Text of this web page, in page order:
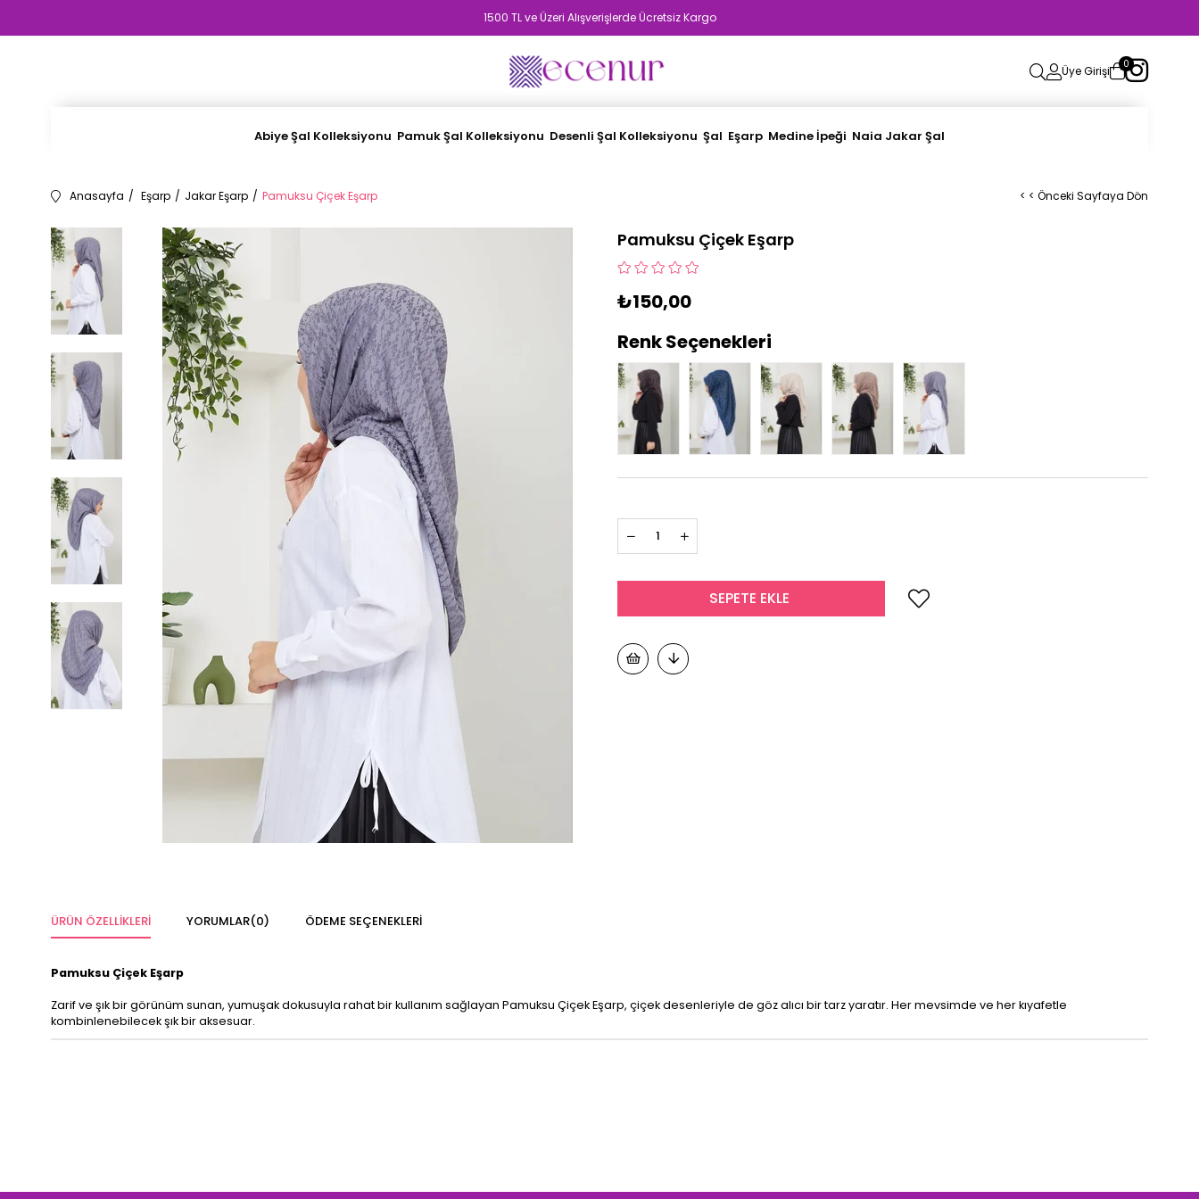
1500 TL ve Üzeri Alışverişlerde Ücretsiz Kargo
Üye Girişi 0
Abiye Şal Kolleksiyonu Pamuk Şal Kolleksiyonu Desenli Şal Kolleksiyonu Şal Eşarp Medine İpeği Naia Jakar Şal
Anasayfa Eşarp Jakar Eşarp Pamuksu Çiçek Eşarp < < Önceki Sayfaya Dön
Pamuksu Çiçek Eşarp
₺150,00
Renk Seçenekleri
ÜRÜN ÖZELLIKLERI YORUMLAR(0) ÖDEME SEÇENEKLERI
Pamuksu Çiçek Eşarp
Zarif ve şık bir görünüm sunan, yumuşak dokusuyla rahat bir kullanım sağlayan Pamuksu Çiçek Eşarp, çiçek desenleriyle de göz alıcı bir tarz yaratır. Her mevsimde ve her kıyafetle
kombinlenebilecek şık bir aksesuar.